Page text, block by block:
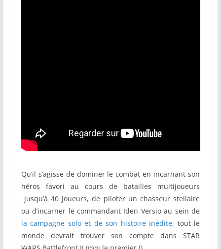
Qu’il s’agisse de dominer le combat en incarnant son
héros favori au cours de batailles multijoueurs
jusqu’à 40 joueurs, de piloter un chasseur stellaire
ou d’incarner le commandant Iden Versio au sein de
la campagne solo et de son histoire inédite, tout le
monde devrait trouver son compte dans STAR